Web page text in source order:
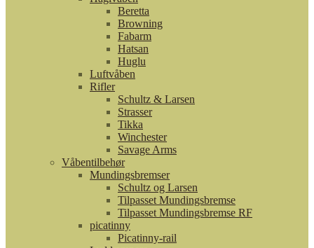
Beretta
Browning
Fabarm
Hatsan
Huglu
Luftvåben
Rifler
Schultz & Larsen
Strasser
Tikka
Winchester
Savage Arms
Våbentilbehør
Mundingsbremser
Schultz og Larsen
Tilpasset Mundingsbremse
Tilpasset Mundingsbremse RF
picatinny
Picatinny-rail